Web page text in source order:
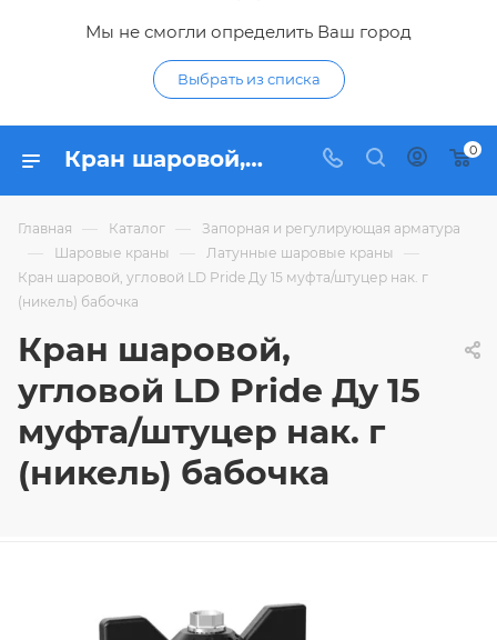
Мы не смогли определить Ваш город
Выбрать из списка
Кран шаровой, угловой LD Pride Ду 15 муфта/штуцер нак. г (никель) бабочка - купить по цене 580,32 ₽ в интернет-магазине Гидропромтехника с доставкой в Курске 0
Главная — Каталог — Запорная и регулирующая арматура
— Шаровые краны — Латунные шаровые краны —
Кран шаровой, угловой LD Pride Ду 15 муфта/штуцер нак. г
(никель) бабочка
Кран шаровой,
угловой LD Pride Ду 15
муфта/штуцер нак. г
(никель) бабочка